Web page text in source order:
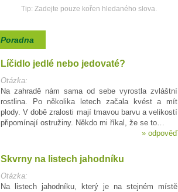
Tip: Zadejte pouze kořen hledaného slova.
Poradna
Líčidlo jedlé nebo jedovaté?
Otázka:
Na zahradě nám sama od sebe vyrostla zvláštní
rostlina. Po několika letech začala kvést a mít
plody. V době zralosti mají tmavou barvu a velikostí
připomínají ostružiny. Někdo mi říkal, že se to…
» odpověď
Skvrny na listech jahodníku
Otázka:
Na listech jahodníku, který je na stejném místě